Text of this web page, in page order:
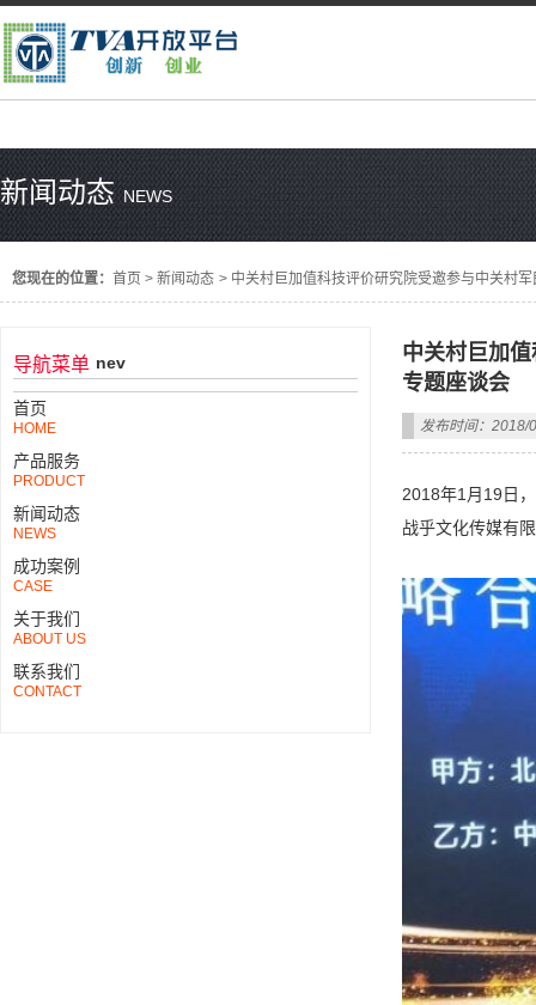
新闻动态NEWS
您现在的位置： 首页 > 新闻动态 > 中关村巨加值科技评价研究院受邀参与中关村
导航菜单 nev
首页
HOME
产品服务
PRODUCT
新闻动态
NEWS
成功案例
CASE
关于我们
ABOUT US
联系我们
CONTACT
中关村巨加
专题座谈会
发布时间：2018/
2018年1月19日
战乎文化传媒有